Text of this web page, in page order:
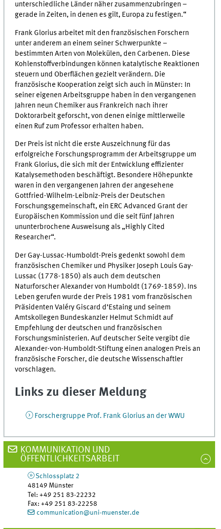
unterschiedliche Länder näher zusammenzubringen –
gerade in Zeiten, in denen es gilt, Europa zu festigen.“
Frank Glorius arbeitet mit den französischen Forschern
unter anderem an einem seiner Schwerpunkte –
bestimmten Arten von Molekülen, den Carbenen. Diese
Kohlenstoffverbindungen können katalytische Reaktionen
steuern und Oberflächen gezielt verändern. Die
französische Kooperation zeigt sich auch in Münster: In
seiner eigenen Arbeitsgruppe haben in den vergangenen
Jahren neun Chemiker aus Frankreich nach ihrer
Doktorarbeit geforscht, von denen einige mittlerweile
einen Ruf zum Professor erhalten haben.
Der Preis ist nicht die erste Auszeichnung für das
erfolgreiche Forschungsprogramm der Arbeitsgruppe um
Frank Glorius, die sich mit der Entwicklung effizienter
Katalysemethoden beschäftigt. Besondere Höhepunkte
waren in den vergangenen Jahren der angesehene
Gottfried-Wilhelm-Leibniz-Preis der Deutschen
Forschungsgemeinschaft, ein ERC Advanced Grant der
Europäischen Kommission und die seit fünf Jahren
ununterbrochene Ausweisung als „Highly Cited
Researcher“.
Der Gay-Lussac-Humboldt-Preis gedenkt sowohl dem
französischen Chemiker und Physiker Joseph Louis Gay-
Lussac (1778-1850) als auch dem deutschen
Naturforscher Alexander von Humboldt (1769-1859). Ins
Leben gerufen wurde der Preis 1981 vom französischen
Präsidenten Valéry Giscard d’Estaing und seinem
Amtskollegen Bundeskanzler Helmut Schmidt auf
Empfehlung der deutschen und französischen
Forschungsministerien. Auf deutscher Seite vergibt die
Alexander-von-Humboldt-Stiftung einen analogen Preis an
französische Forscher, die deutsche Wissenschaftler
vorschlagen.
Links zu dieser Meldung
Forschergruppe Prof. Frank Glorius an der WWU
KOMMUNIKATION UND
ÖFFENTLICHKEITSARBEIT
Schlossplatz 2
48149 Münster
Tel:+49 251 83-22232
Fax:+49 251 83-22258
communication@uni-muenster.de